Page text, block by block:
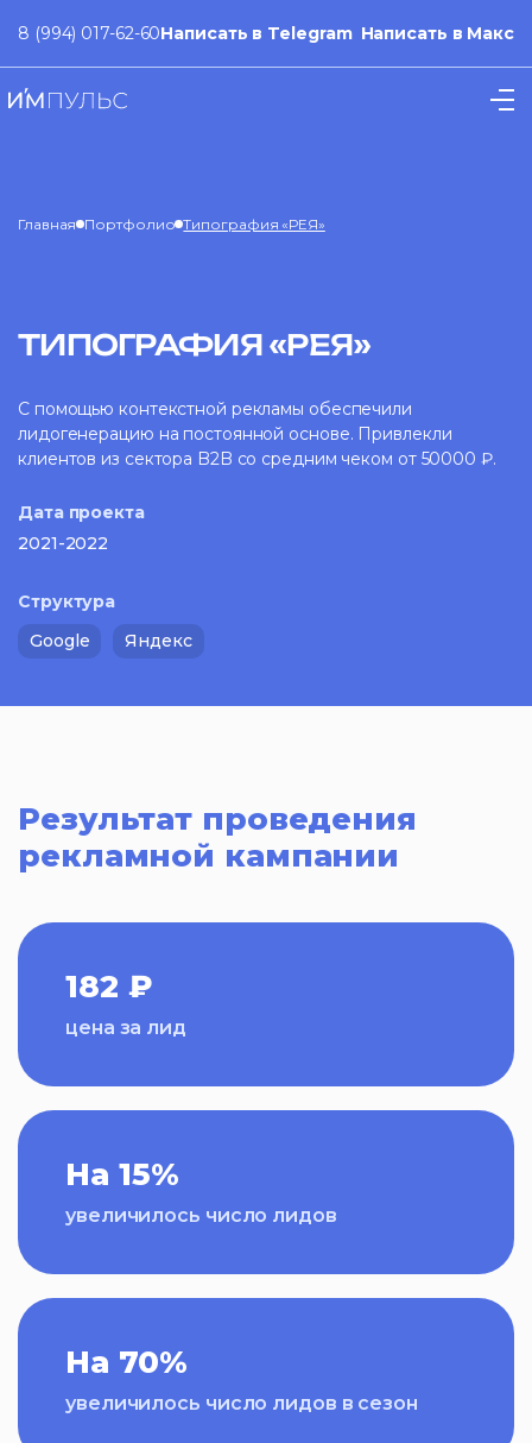
8 (994) 017-62-60Написать в Telegram Написать в Макс
Главная Портфолио Типография «РЕЯ»
ТИПОГРАФИЯ «РЕЯ»
С помощью контекстной рекламы обеспечили
лидогенерацию на постоянной основе. Привлекли
клиентов из сектора B2B со средним чеком от 50000 ₽.
Дата проекта
2021-2022
Структура
Google
Яндекс
Результат проведения
рекламной кампании
182 ₽
цена за лид
На 15%
увеличилось число лидов
На 70%
увеличилось число лидов в сезон